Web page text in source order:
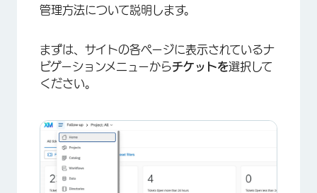
アンケート調査の回答を表示する
コメント
顧客アクティビティの表示
チケットの削除
サブチケット
チケットとダッシュボード間のナビゲーション
管理方法について説明します。
まずは、サイトの各ページに表示されているナ
ビゲーションメニューからチケットを選択して
ください。